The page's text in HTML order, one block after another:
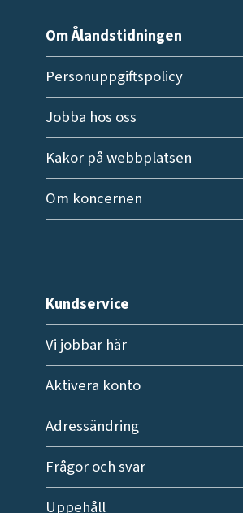
Om Ålandstidningen
Personuppgiftspolicy
Jobba hos oss
Kakor på webbplatsen
Om koncernen
Kundservice
Vi jobbar här
Aktivera konto
Adressändring
Frågor och svar
Uppehåll